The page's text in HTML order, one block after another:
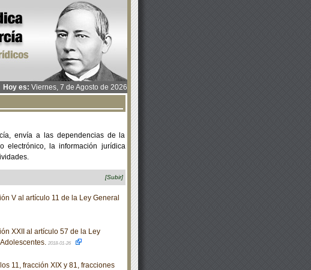
Hoy es: Viernes, 7 de Agosto de 2026
envía a las dependencias de la
electrónico, la información jurídica
[Subir]
V al artículo 11 de la Ley General
XXII al artículo 57 de la Ley
2018-01-26
11, fracción XIX y 81, fracciones